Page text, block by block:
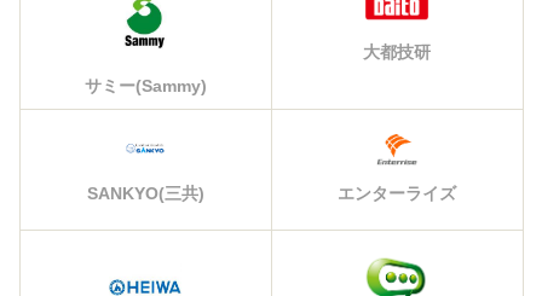
サミー(Sammy)
大都技研
SANKYO(三共) エンターライズ